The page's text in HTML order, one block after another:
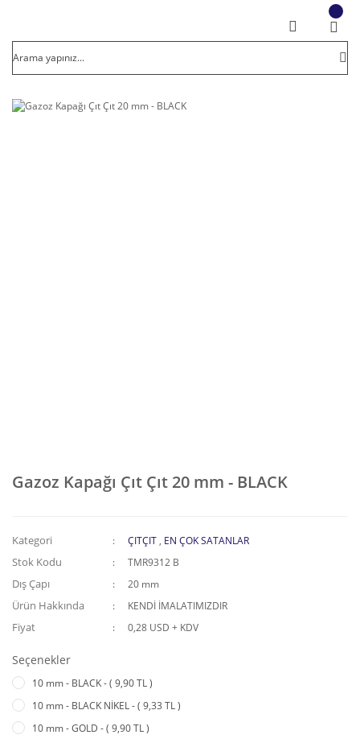
Gazoz Kapağı Çıt Çıt 20 mm - BLACK
Kategori ÇITÇIT , EN ÇOK SATANLAR
Stok Kodu TMR9312 B
Dış Çapı 20 mm
Ürün Hakkında KENDİ İMALATIMIZDIR
Fiyat 0,28 USD + KDV
Seçenekler
10 mm - BLACK - ( 9,90 TL )
10 mm - BLACK NİKEL - ( 9,33 TL )
10 mm - GOLD - ( 9,90 TL )